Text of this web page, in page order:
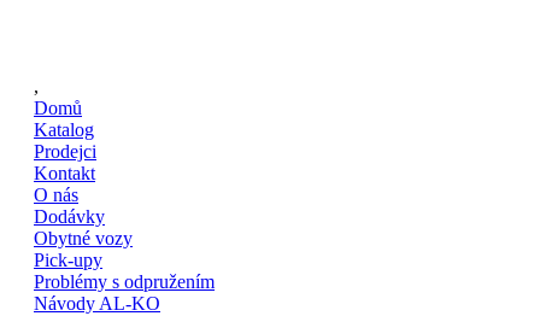
,
Domů
Katalog
Prodejci
Kontakt
O nás
Dodávky
Obytné vozy
Pick-upy
Problémy s odpružením
Návody AL-KO